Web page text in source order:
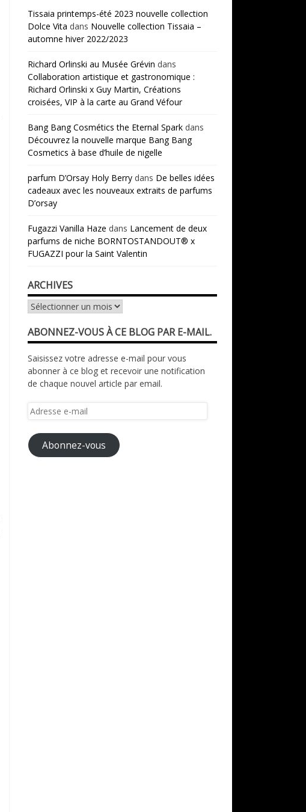
Tissaia printemps-été 2023 nouvelle collection
Dolce Vita dans Nouvelle collection Tissaia –
automne hiver 2022/2023
Richard Orlinski au Musée Grévin dans
Collaboration artistique et gastronomique :
Richard Orlinski x Guy Martin, Créations
croisées, VIP à la carte au Grand Véfour
Bang Bang Cosmétics the Eternal Spark dans
Découvrez la nouvelle marque Bang Bang
Cosmetics à base d’huile de nigelle
parfum D’Orsay Holy Berry dans De belles idées
cadeaux avec les nouveaux extraits de parfums
D’orsay
Fugazzi Vanilla Haze dans Lancement de deux
parfums de niche BORNTOSTANDOUT® x
FUGAZZI pour la Saint Valentin
ARCHIVES
Archives
ABONNEZ-VOUS À CE BLOG PAR E-MAIL.
Saisissez votre adresse e-mail pour vous
abonner à ce blog et recevoir une notification
de chaque nouvel article par email.
Adresse
mail
Abonnez-vous